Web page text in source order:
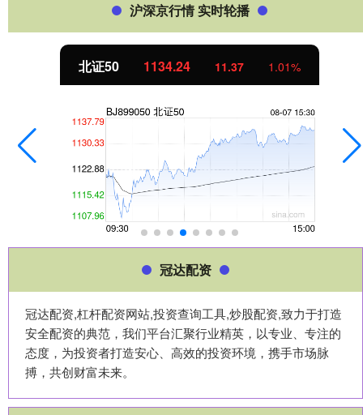
沪深京行情 实时轮播
北证50 1134.24 11.37 1.01%
冠达配资
冠达配资,杠杆配资网站,投资查询工具,炒股配资,致力于打造
安全配资的典范，我们平台汇聚行业精英，以专业、专注的
态度，为投资者打造安心、高效的投资环境，携手市场脉
搏，共创财富未来。